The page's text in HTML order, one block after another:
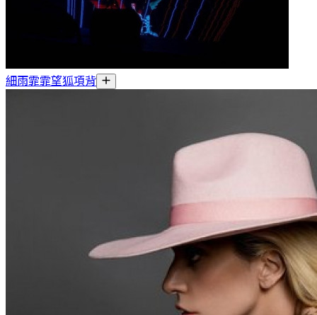
細雨霏霏望狐項背